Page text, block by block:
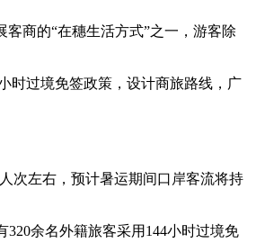
商的“在穗生活方式”之一，游客除
时过境免签政策，设计商旅路线，广
次左右，预计暑运期间口岸客流将持
余名外籍旅客采用144小时过境免